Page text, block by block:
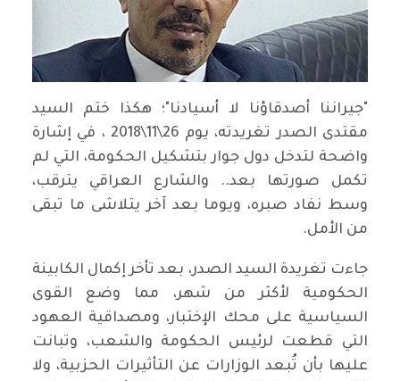
"جيراننا أصدقاؤنا لا أسيادنا"؛ هكذا ختم السيد
مقتدى الصدر تغريدته، يوم 26\11\2018 ، في إشارة
واضحة لتدخل دول جوار بتشكيل الحكومة، التي لم
تكمل صورتها بعد.. والشارع العراقي يترقب،
وسط نفاد صبره، ويوما بعد آخر يتلاشى ما تبقى
من الأمل.
جاءت تغريدة السيد الصدر، بعد تأخر إكمال الكابينة
الحكومية لأكثر من شهر، مما وضع القوى
السياسية على محك الإختبار، ومصداقية العهود
التي قطعت لرئيس الحكومة والشعب، وتبانت
عليها بأن تُبعد الوزارات عن التأثيرات الحزبية، ولا